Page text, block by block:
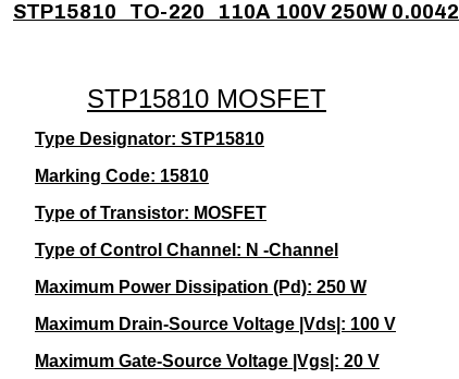
STP15810 TO-220 110A 100V 250W
STP15810 MOSFET
Type Designator: STP15810
Marking Code: 15810
Type of Transistor: MOSFET
Type of Control Channel: N -Channel
Maximum Power Dissipation (Pd): 250 W
Maximum Drain-Source Voltage |Vds|: 100 V
Maximum Gate-Source Voltage |Vgs|: 20 V